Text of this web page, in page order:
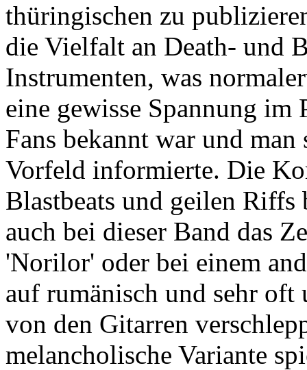
thüringischen zu
die Vielfalt an Death- und
Instrumenten, was
eine gewisse Spannung
Fans bekannt war und
Vorfeld informierte. Die
Blastbeats und geilen
auch bei dieser Band das
'Norilor' oder bei einem
auf rumänisch und sehr oft
von den Gitarren
melancholische Variante